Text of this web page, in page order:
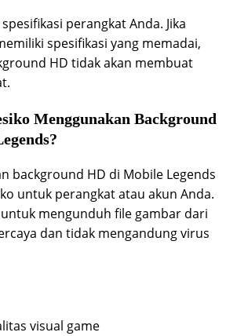
perangkat Anda. Jika
spesifikasi yang memadai,
HD tidak akan membuat
Menggunakan Background
background HD di Mobile Legends
untuk perangkat atau akun Anda.
mengunduh file gambar dari
dan tidak mengandung virus
visual game